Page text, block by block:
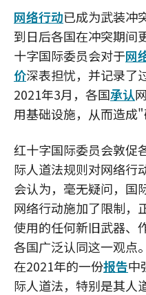
网络行动已成为武装冲
到日后各国在冲突期间
十字国际委员会对于网
价深表担忧，并记录了
2021年3月，各国承认
用基础设施，从而造成
红十字国际委员会敦促
际人道法规则对网络行
会认为，毫无疑问，国
网络行动施加了限制，
使用的任何新旧武器、
各国广泛认同这一观点
在2021年的一份报告中
际人道法，特别是其人